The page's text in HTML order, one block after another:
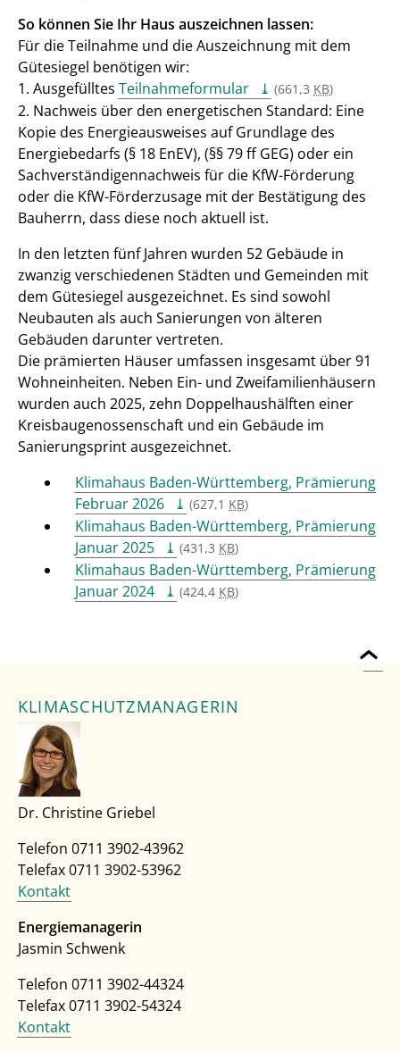
So können Sie Ihr Haus auszeichnen lassen:
Für die Teilnahme und die Auszeichnung mit dem
Gütesiegel benötigen wir:
1. Ausgefülltes Teilnahmeformular (661,3 KB)
2. Nachweis über den energetischen Standard: Eine
Kopie des Energieausweises auf Grundlage des
Energiebedarfs (§ 18 EnEV), (§§ 79 ff GEG) oder ein
Sachverständigennachweis für die KfW-Förderung
oder die KfW-Förderzusage mit der Bestätigung des
Bauherrn, dass diese noch aktuell ist.
In den letzten fünf Jahren wurden 52 Gebäude in
zwanzig verschiedenen Städten und Gemeinden mit
dem Gütesiegel ausgezeichnet. Es sind sowohl
Neubauten als auch Sanierungen von älteren
Gebäuden darunter vertreten.
Die prämierten Häuser umfassen insgesamt über 91
Wohneinheiten. Neben Ein- und Zweifamilienhäusern
wurden auch 2025, zehn Doppelhaushälften einer
Kreisbaugenossenschaft und ein Gebäude im
Sanierungsprint ausgezeichnet.
Klimahaus Baden-Württemberg, Prämierung
Februar 2026
(627,1 KB)
Klimahaus Baden-Württemberg, Prämierung
Januar 2025
(431,3 KB)
Klimahaus Baden-Württemberg, Prämierung
Januar 2024
(424,4 KB)
KLIMASCHUTZMANAGERIN
Dr. Christine Griebel
Telefon 0711 3902-43962
Telefax 0711 3902-53962
Kontakt
Energiemanagerin
Jasmin Schwenk
Telefon 0711 3902-44324
Telefax 0711 3902-54324
Kontakt